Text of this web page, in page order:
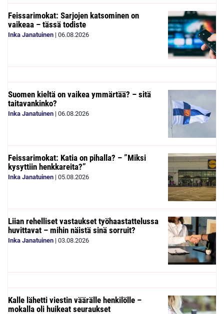
Feissarimokat: Sarjojen katsominen on
vaikeaa – tässä todiste
Inka Janatuinen | 06.08.2026
Suomen kieltä on vaikea ymmärtää? – sitä
taitavankinko?
Inka Janatuinen | 06.08.2026
Feissarimokat: Katia on pihalla? – ”Miksi
kysyttiin henkkareita?”
Inka Janatuinen | 05.08.2026
Liian rehelliset vastaukset työhaastattelussa
huvittavat – mihin näistä sinä sorruit?
Inka Janatuinen | 03.08.2026
Kalle lähetti viestin väärälle henkilölle –
mokalla oli huikeat seuraukset